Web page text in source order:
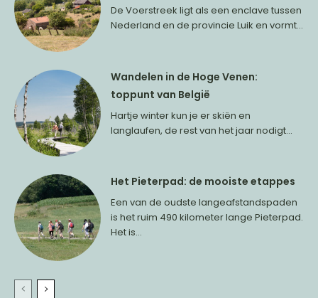
De Voerstreek ligt als een enclave tussen
Nederland en de provincie Luik en vormt...
Wandelen in de Hoge Venen:
toppunt van België
Hartje winter kun je er skiën en
langlaufen, de rest van het jaar nodigt...
Het Pieterpad: de mooiste etappes
Een van de oudste langeafstandspaden
is het ruim 490 kilometer lange Pieterpad.
Het is...